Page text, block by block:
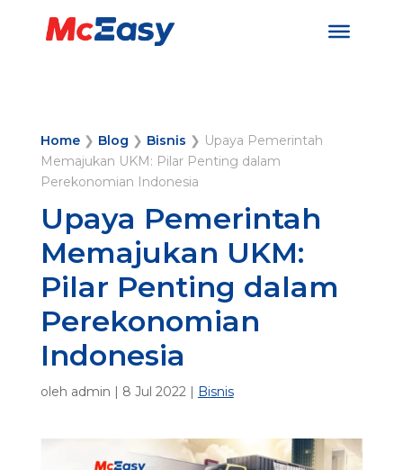
Home❯ Blog ❯ Bisnis ❯ Upaya Pemerintah
Memajukan UKM: Pilar Penting dalam
Perekonomian Indonesia
Upaya Pemerintah
Memajukan UKM:
Pilar Penting dalam
Perekonomian
Indonesia
oleh admin | 8 Jul 2022| Bisnis